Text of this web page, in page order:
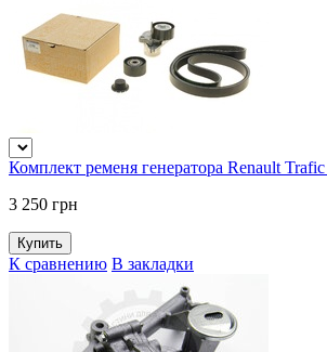
Комплект ременя генератора Renault
3 250 грн
К сравнению В закладки